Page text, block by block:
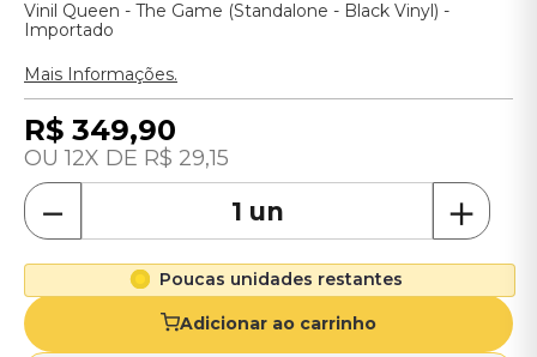
Vinil Queen - The Game (Standalone - Black Vinyl) -
Importado
Mais Informações.
R$ 349,90
12 R$ 29,15
＋
－
Poucas unidades restantes
Adicionar ao carrinho